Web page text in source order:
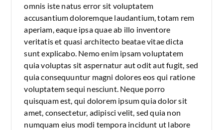
omnis iste natus error sit voluptatem
accusantium doloremque laudantium, totam rem
aperiam, eaque ipsa quae ab illo inventore
veritatis et quasi architecto beatae vitae dicta
sunt explicabo. Nemo enim ipsam voluptatem
quia voluptas sit aspernatur aut odit aut fugit, sed
quia consequuntur magni dolores eos qui ratione
voluptatem sequi nesciunt. Neque porro
quisquam est, qui dolorem ipsum quia dolor sit
amet, consectetur, adipisci velit, sed quia non
numquam eius modi tempora incidunt ut labore